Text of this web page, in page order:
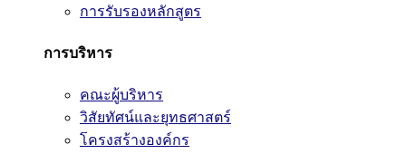
การรับรองหลักสูตร
การบริหาร
คณะผู้บริหาร
วิสัยทัศน์และยุทธศาสตร์
โครงสร้างองค์กร